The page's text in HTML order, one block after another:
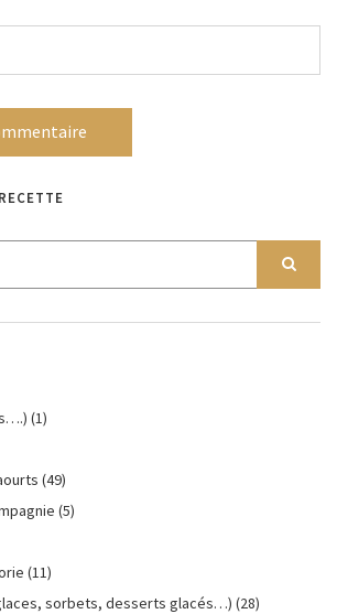
(1)
(49)
(5)
(11)
sorbets, desserts glacés…) (28)